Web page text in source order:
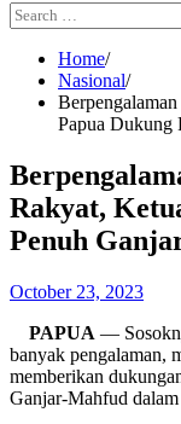
Search
for:
Home
Nasional
Papua Dukung
Rakyat,
Penuh
October 23, 2023
PAPUA —
banyak pengalaman,
memberikan
Ganjar-Mahfud